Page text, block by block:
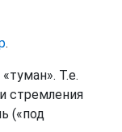
.
Т.е.
стремления
(«под